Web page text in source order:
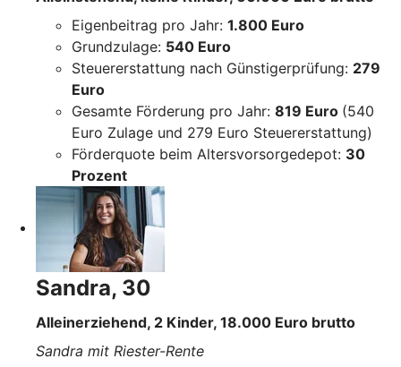
Eigenbeitrag pro Jahr: 1.800 Euro
Grundzulage: 540 Euro
Steuererstattung nach Günstigerprüfung: 279
Euro
Gesamte Förderung pro Jahr: 819 Euro (540
Euro Zulage und 279 Euro Steuererstattung)
Förderquote beim Altersvorsorgedepot: 30
Prozent
Sandra, 30
Alleinerziehend, 2 Kinder, 18.000 Euro brutto
Sandra mit Riester-Rente